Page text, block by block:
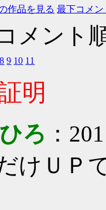
作品を見る 最下コメン
メント
8 9 10 11
明
ろ ：
けＵＰ